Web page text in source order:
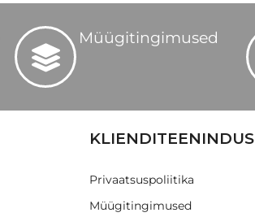
Müügitingimused
KLIENDITEENINDUS
Privaatsuspoliitika
Müügitingimused